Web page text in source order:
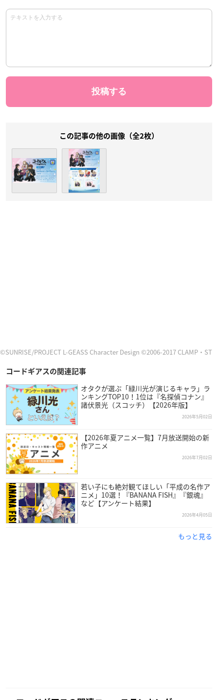
この記事の他の画像（全2枚）
©SUNRISE/PROJECT L-GEASS Character Design ©2006-2017 CLAMP・ST
コードギアスの関連記事
オタクが選ぶ「緑川光が演じるキャラ」ラ
ンキングTOP10！1位は『名探偵コナン』
諸伏景光（スコッチ）【2026年版】
2026年5月02日
【2026年夏アニメ一覧】7月放送開始の新
作アニメ
2026年7月02日
若い子にも絶対観てほしい「平成の名作ア
ニメ」10選！『BANANA FISH』『銀魂』
など【アンケート結果】
2026年4月05日
もっと見る